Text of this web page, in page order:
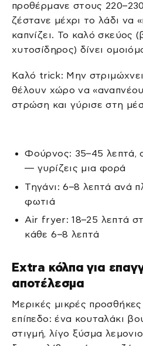
προθέρμανε στους
ζέστανε μέχρι το λάδι να
καπνίζει. Το καλό σκεύος
χυτοσίδηρος) δίνει
Καλό trick: Μην
θέλουν χώρο να
στρώση και γύρισε στη
Φούρνος: 35–45 λεπτά,
— γυρίζεις μια φορά
Τηγάνι: 6–8 λεπτά ανά
φωτιά
Air fryer: 18–25 λεπτά
κάθε 6–8 λεπτά
Extra κόλπα για
αποτέλεσμα
Μερικές μικρές
επίπεδο: ένα κουταλάκι
στιγμή, λίγο ξύσμα